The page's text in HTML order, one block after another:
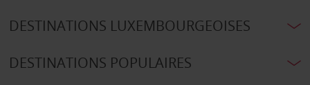
DESTINATIONS LUXEMBOURGEOISES
DESTINATIONS POPULAIRES